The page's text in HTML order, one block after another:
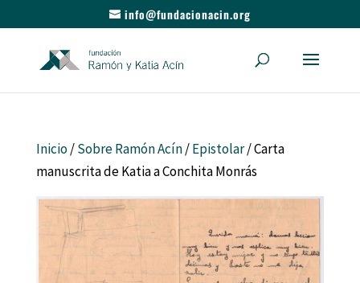
info@fundacionacin.org
Inicio/Sobre Ramón Acín/Epistolar/ Carta
manuscrita de Katia a Conchita Monrás